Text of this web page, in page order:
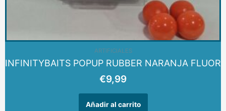
ARTIFICIALES
INFINITYBAITS POPUP RUBBER NARANJA FLUOR
€9,99
Añadir al carrito